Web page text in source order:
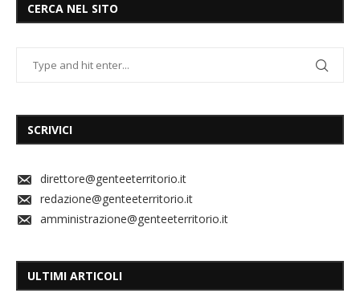
CERCA NEL SITO
SCRIVICI
direttore@genteeterritorio.it
redazione@genteeterritorio.it
amministrazione@genteeterritorio.it
ULTIMI ARTICOLI